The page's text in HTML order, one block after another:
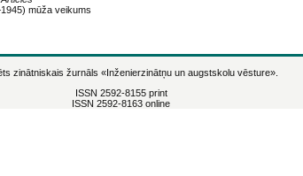
mūža veikums
zinātniskais žurnāls«Inženierzinātņu un augstskolu vēsture».
ISSN 2592-8155 print
ISSN 2592-8163 online